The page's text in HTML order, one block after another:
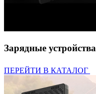
Зарядные устройства
ПЕРЕЙТИ В КАТАЛОГ